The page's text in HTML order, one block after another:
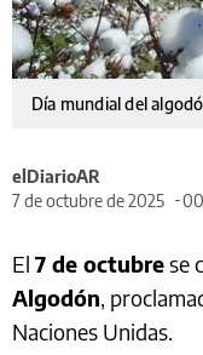
Día mundial del
elDiarioAR
7 de octubre de 2025
El 7 de octubrese
Algodón,
Naciones Unidas.